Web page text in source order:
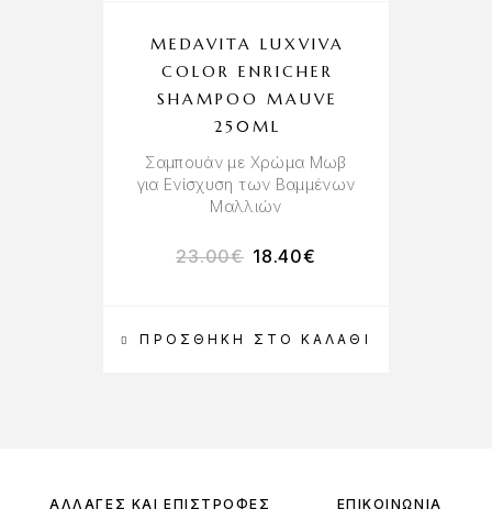
ΠΡΟΣΘΉΚΗ ΣΤΟ ΚΑΛΆΘΙ
MEDAVITA LUXVIVA
COLOR ENRICHER
SHAMPOO MAUVE
250ML
Σαμπουάν με Χρώμα Μωβ
για Ενίσχυση των Βαμμένων
Μαλλιών
23.00€ 18.40€
ΑΛΛΑΓΈΣ ΚΑΙ ΕΠΙΣΤΡΟΦΈΣ ΕΠΙΚΟΙΝΩΝΊΑ